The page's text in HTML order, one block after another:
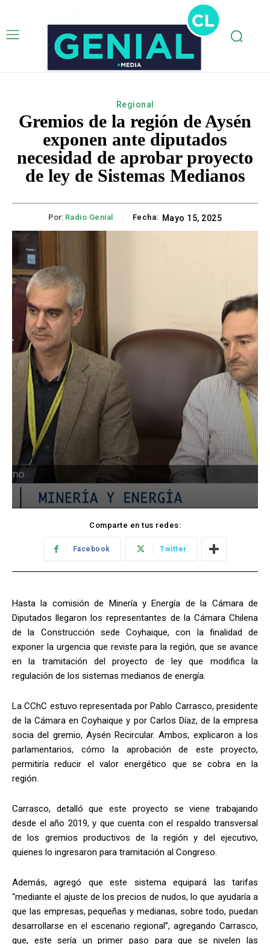
Regional
Gremios de la región de Aysén
exponen ante diputados
necesidad de aprobar proyecto
de ley de Sistemas Medianos
Por: Radio Genial Fecha: Mayo 15, 2025
Comparte en tus redes:
Facebook Twitter
Hasta la comisión de Minería y Energía de la Cámara de
Diputados llegaron los representantes de la Cámara Chilena
de la Construcción sede Coyhaique, con la finalidad de
exponer la urgencia que reviste para la región, que se avance
en la tramitación del proyecto de ley que modifica la
regulación de los sistemas medianos de energía.
La CChC estuvo representada por Pablo Carrasco, presidente
de la Cámara en Coyhaique y por Carlos Díaz, de la empresa
socia del gremio, Aysén Recircular. Ambos, explicaron a los
parlamentarios, cómo la aprobación de este proyecto,
permitiría reducir el valor energético que se cobra en la
región.
Carrasco, detalló que este proyecto se viene trabajando
desde el año 2019, y que cuenta con el respaldo transversal
de los gremios productivos de la región y del ejecutivo,
quienes lo ingresaron para tramitación al Congreso.
Además, agregó que este sistema equipará las tarifas
“mediante el ajuste de los precios de nudos, lo que ayudaría a
que las empresas, pequeñas y medianas, sobre todo, puedan
desarrollarse en el escenario regional”, agregando Carrasco,
que, este sería un primer paso para que se nivelen las